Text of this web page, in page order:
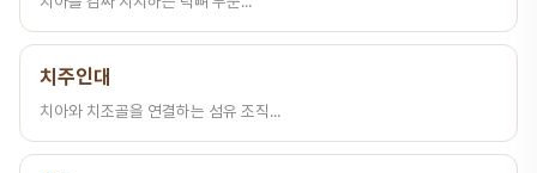
치주인대
치아와 치조골을 연결하는 섬유 조직...